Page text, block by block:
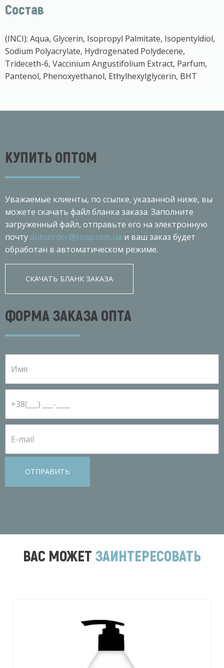
Состав
(INCI): Aqua, Glycerin, Isopropyl Palmitate, Isopentyldiol,
Sodium Polyacrylate, Hydrogenated Polydecene,
Trideceth-6, Vaccinium Angustifolium Extract, Parfum,
Рantenol, Phenoxyethanol, Ethylhexylglycerin, BHT
КУПИТЬ ОПТОМ
Уважаемые клиенты, по ссылке, указанной ниже, вы
можете скачать файл бланка заказа. Заполните
загруженный файл, отправьте его на электронную
почту autoorder@soap.com.ua и ваш заказ будет
обработан в автоматическом режиме.
СКАЧАТЬ БЛАНК ЗАКАЗА
ФОРМА ЗАКАЗА ОПТА
ОТПРАВИТЬ
ВАС МОЖЕТ ЗАИНТЕРЕСОВАТЬ